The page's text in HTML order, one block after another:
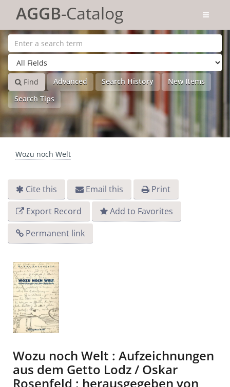
AGGB-Catalog
Find Advanced Search History
New Items
Search Tips
Wozu noch Welt
Cite this Email this
Print
Export Record
Add to Favorites
Permanent link
Wozu noch Welt : Aufzeichnungen
aus dem Getto Lodz / Oskar
Rosenfeld ; herausgegeben von